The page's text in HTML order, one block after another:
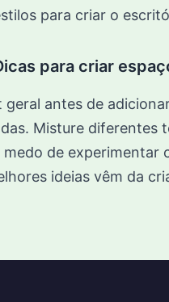
para criar o
para criar
antes de
Misture diferentes
de experimentar
ideias vêm da